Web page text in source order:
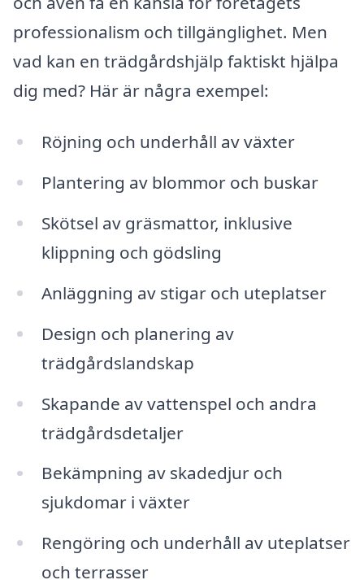
professionalism och tillgänglighet. Men
vad kan en trädgårdshjälp faktiskt hjälpa
dig med? Här är några exempel:
Röjning och underhåll av växter
Plantering av blommor och buskar
Skötsel av gräsmattor, inklusive
klippning och gödsling
Anläggning av stigar och uteplatser
Design och planering av
trädgårdslandskap
Skapande av vattenspel och andra
trädgårdsdetaljer
Bekämpning av skadedjur och
sjukdomar i växter
Rengöring och underhåll av uteplatser
och terrasser